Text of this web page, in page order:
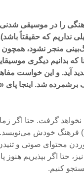
را در موسیقی شدنی‌تر
نداریم که حقیقتاً
منجر نشود، همچون
بدانیم دیگری
آید. و این خواست
برشمرده شد. اینجا پای
گرفت. حتا اگر
فرهنگ خودش
محتوای صوتی و
حتا اگر بپذیریم هنوز
کنیم.